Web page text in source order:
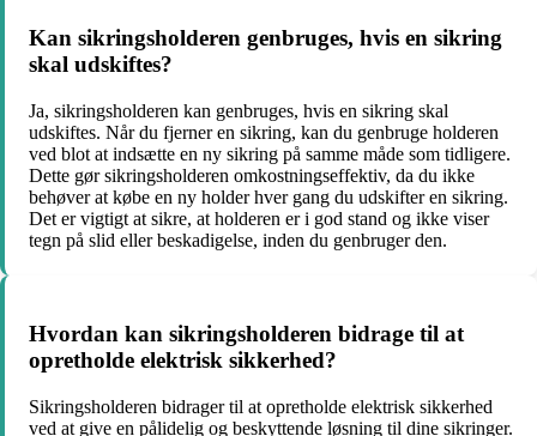
Kan sikringsholderen genbruges, hvis en sikring
skal udskiftes?
Ja, sikringsholderen kan genbruges, hvis en sikring skal
udskiftes. Når du fjerner en sikring, kan du genbruge holderen
ved blot at indsætte en ny sikring på samme måde som tidligere.
Dette gør sikringsholderen omkostningseffektiv, da du ikke
behøver at købe en ny holder hver gang du udskifter en sikring.
Det er vigtigt at sikre, at holderen er i god stand og ikke viser
tegn på slid eller beskadigelse, inden du genbruger den.
Hvordan kan sikringsholderen bidrage til at
opretholde elektrisk sikkerhed?
Sikringsholderen bidrager til at opretholde elektrisk sikkerhed
ved at give en pålidelig og beskyttende løsning til dine sikringer.